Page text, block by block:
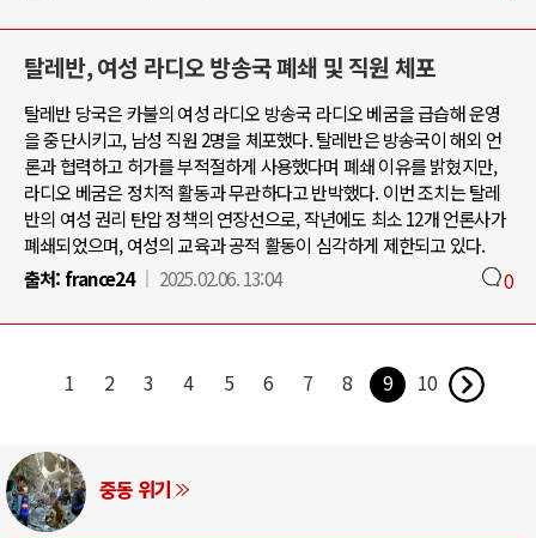
탈레반, 여성 라디오 방송국 폐쇄 및 직원 체포
탈레반 당국은 카불의 여성 라디오 방송국 라디오 베굼을 급습해 운영
을 중단시키고, 남성 직원 2명을 체포했다. 탈레반은 방송국이 해외 언
론과 협력하고 허가를 부적절하게 사용했다며 폐쇄 이유를 밝혔지만,
라디오 베굼은 정치적 활동과 무관하다고 반박했다. 이번 조치는 탈레
반의 여성 권리 탄압 정책의 연장선으로, 작년에도 최소 12개 언론사가
폐쇄되었으며, 여성의 교육과 공적 활동이 심각하게 제한되고 있다.
출처:france24 2025.02.06. 13:04 0
1 2 3 4 5 6 7 8 9 10
중동 위기